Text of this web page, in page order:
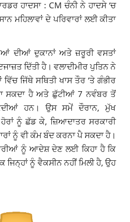
ਹਾਦਸਾ : CM ਚੰਨੀ ਨੇ ਹਾਦਸੇ ‘ਚ
ਮਹਿਲਾਵਾਂ ਦੇ ਪਰਿਵਾਰਾਂ ਲਈ ਕੀਤਾ
ਦੀਆਂ ਦੁਕਾਨਾਂ ਅਤੇ ਜ਼ਰੂਰੀ ਵਸਤਾਂ
ਦਿੱਤੀ ਹੈ। ਵਲਾਦੀਮੀਰ ਪੁਤਿਨ ਨੇ
ਜਿੱਥੇ ਸਥਿਤੀ ਖਾਸ ਤੌਰ ‘ਤੇ ਗੰਭੀਰ
ਸਕਦਾ ਹੈ ਅਤੇ ਛੁੱਟੀਆਂ 7 ਨਵੰਬਰ ਤੋਂ
ਹਨ। ਉਸ ਸਮੇਂ ਦੌਰਾਨ, ਮੁੱਖ
ਨੂੰ ਛੱਡ ਕੇ, ਜ਼ਿਆਦਾਤਰ ਸਰਕਾਰੀ
ਨੂੰ ਵੀ ਕੰਮ ਬੰਦ ਕਰਨਾ ਪੈ ਸਕਦਾ ਹੈ।
ਨੂੰ ਆਦੇਸ਼ ਦੇਣ ਲਈ ਕਿਹਾ ਹੈ ਕਿ
ਨੂੰ ਵੈਕਸੀਨ ਨਹੀਂ ਮਿਲੀ ਹੈ, ਉਹ